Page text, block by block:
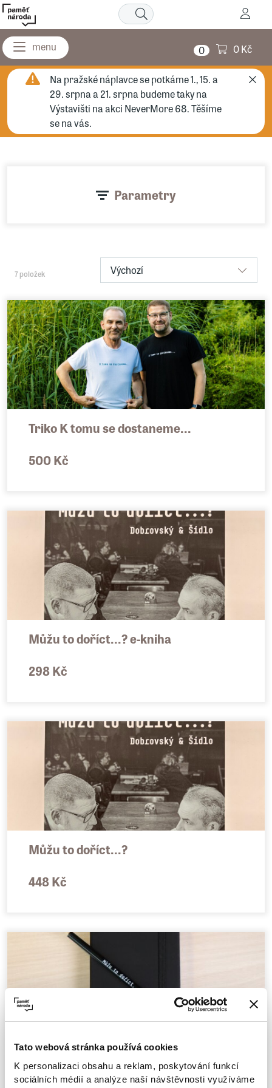
Tato webová stránka používá cookies
K personalizaci obsahu a reklam, poskytování funkcí
sociálních médií a analýze naší návštěvnosti využíváme
0 0 Kč
Na pražské náplavce se potkáme 1., 15. a
29. srpna a 21. srpna budeme taky na
Výstavišti na akci NeverMore 68. Těšíme
se na vás.
Parametry
7 položek Výchozí
Triko K tomu se dostaneme...
500 Kč
Můžu to doříct...? e-kniha
298 Kč
Můžu to doříct...?
448 Kč
Tužka + blok Můžu to doříct...?